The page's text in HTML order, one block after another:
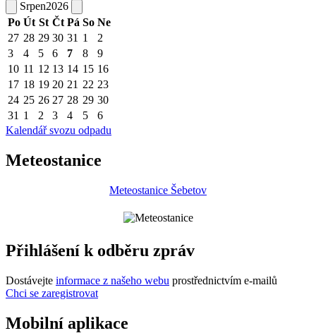
Srpen2026
Po Út St Čt Pá So Ne
27 28 29 30 31 1
2
3
4 5 6 7 8
9
10 11 12 13 14 15 16
17 18 19 20 21 22 23
24 25 26 27 28 29 30
31 1 2 3 4 5
6
Kalendář svozu odpadu
Meteostanice
Meteostanice Šebetov
Přihlášení k odběru zpráv
Dostávejte informace z našeho webu prostřednictvím e-mailů
Chci se zaregistrovat
Mobilní aplikace